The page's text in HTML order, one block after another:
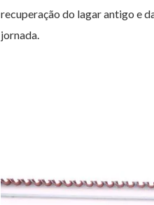
recuperação do lagar antigo e
jornada.